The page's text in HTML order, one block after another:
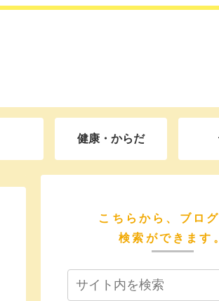
健康・からだ
こちらから、ブロ
検索ができます